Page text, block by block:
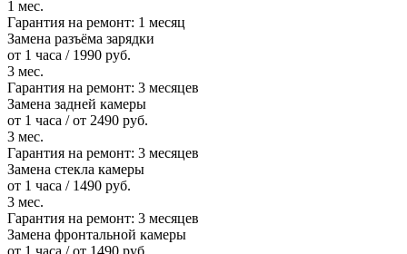
1 мес.
Гарантия на ремонт: 1 месяц
Замена разъёма зарядки
от 1 часа / 1990 руб.
3 мес.
Гарантия на ремонт: 3 месяцев
Замена задней камеры
от 1 часа / от 2490 руб.
3 мес.
Гарантия на ремонт: 3 месяцев
Замена стекла камеры
от 1 часа / 1490 руб.
3 мес.
Гарантия на ремонт: 3 месяцев
Замена фронтальной камеры
от 1 часа / от 1490 руб.